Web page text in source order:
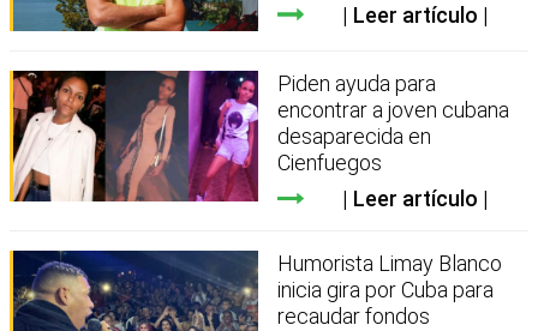
Leer artículo
Piden ayuda para
encontrar a joven cubana
desaparecida en
Cienfuegos
Leer artículo
Humorista Limay Blanco
inicia gira por Cuba para
recaudar fondos